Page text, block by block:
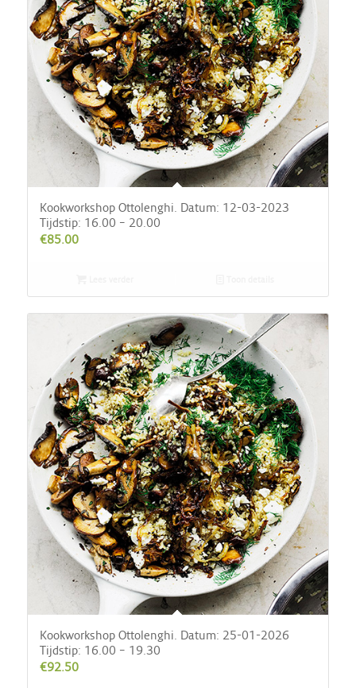
Kookworkshop Ottolenghi. Datum: 12-03-2023
Tijdstip: 16.00 – 20.00
€85.00
Kookworkshop Ottolenghi. Datum: 25-01-2026
Tijdstip: 16.00 – 19.30
€92.50